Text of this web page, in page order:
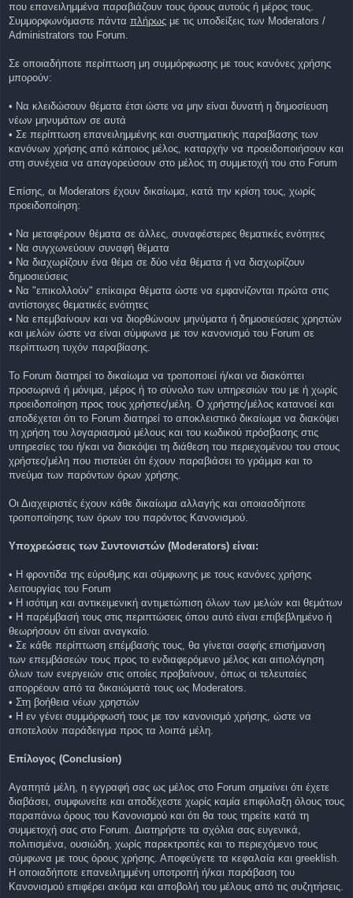
που επανειλημμένα παραβιάζουν τους όρους αυτούς ή μέρος τους.
Συμμορφωνόμαστε πάντα πλήρως με τις υποδείξεις των Moderators /
Administrators του Forum.
Σε οποιαδήποτε περίπτωση μη συμμόρφωσης με τους κανόνες χρήσης
μπορούν:
• Να κλειδώσουν θέματα έτσι ώστε να μην είναι δυνατή η δημοσίευση
νέων μηνυμάτων σε αυτά
• Σε περίπτωση επανειλημμένης και συστηματικής παραβίασης των
κανόνων χρήσης από κάποιος μέλος, καταρχήν να προειδοποιήσουν και
στη συνέχεια να απαγορεύσουν στο μέλος τη συμμετοχή του στο Forum
Επίσης, οι Moderators έχουν δικαίωμα, κατά την κρίση τους, χωρίς
προειδοποίηση:
• Να μεταφέρουν θέματα σε άλλες, συναφέστερες θεματικές ενότητες
• Να συγχωνεύουν συναφή θέματα
• Να διαχωρίζουν ένα θέμα σε δύο νέα θέματα ή να διαχωρίζουν
δημοσιεύσεις
• Να "επικολλούν" επίκαιρα θέματα ώστε να εμφανίζονται πρώτα στις
αντίστοιχες θεματικές ενότητες
• Να επεμβαίνουν και να διορθώνουν μηνύματα ή δημοσιεύσεις χρηστών
και μελών ώστε να είναι σύμφωνα με τον κανονισμό του Forum σε
περίπτωση τυχόν παραβίασης.
Το Forum διατηρεί το δικαίωμα να τροποποιεί ή/και να διακόπτει
προσωρινά ή μόνιμα, μέρος ή το σύνολο των υπηρεσιών του με ή χωρίς
προειδοποίηση προς τους χρήστες/μέλη. O χρήστης/μέλος κατανοεί και
αποδέχεται ότι το Forum διατηρεί το αποκλειστικό δικαίωμα να διακόψει
τη χρήση του λογαριασμού μέλους και του κωδικού πρόσβασης στις
υπηρεσίες του ή/και να διακόψει τη διάθεση του περιεχομένου του στους
χρήστες/μέλη που πιστεύει ότι έχουν παραβιάσει το γράμμα και το
πνεύμα των παρόντων όρων χρήσης.
Οι Διαχειριστές έχουν κάθε δικαίωμα αλλαγής και οποιασδήποτε
τροποποίησης των όρων του παρόντος Κανονισμού.
Υποχρεώσεις των Συντονιστών (Moderators) είναι:
• Η φροντίδα της εύρυθμης και σύμφωνης με τους κανόνες χρήσης
λειτουργίας του Forum
• Η ισότιμη και αντικειμενική αντιμετώπιση όλων των μελών και θεμάτων
• Η παρέμβασή τους στις περιπτώσεις όπου αυτό είναι επιβεβλημένο ή
θεωρήσουν ότι είναι αναγκαίο.
• Σε κάθε περίπτωση επέμβασής τους, θα γίνεται σαφής επισήμανση
των επεμβάσεών τους προς το ενδιαφερόμενο μέλος και αιτιολόγηση
όλων των ενεργειών στις οποίες προβαίνουν, όπως οι τελευταίες
απορρέουν από τα δικαιώματά τους ως Moderators.
• Στη βοήθεια νέων χρηστών
• Η εν γένει συμμόρφωσή τους με τον κανονισμό χρήσης, ώστε να
αποτελούν παράδειγμα προς τα λοιπά μέλη.
Επίλογος (Conclusion)
Αγαπητά μέλη, η εγγραφή σας ως μέλος στο Forum σημαίνει ότι έχετε
διαβάσει, συμφωνείτε και αποδέχεστε χωρίς καμία επιφύλαξη όλους τους
παραπάνω όρους του Κανονισμού και ότι θα τους τηρείτε κατά τη
συμμετοχή σας στο Forum. Διατηρήστε τα σχόλια σας ευγενικά,
πολιτισμένα, ουσιώδη, χωρίς παρεκτροπές και το περιεχόμενο τους
σύμφωνα με τους όρους χρήσης. Αποφεύγετε τα κεφαλαία και greeklish.
Η οποιαδήποτε επανειλημμένη υποτροπή ή/και παράβαση του
Κανονισμού επιφέρει ακόμα και αποβολή του μέλους από τις συζητήσεις.